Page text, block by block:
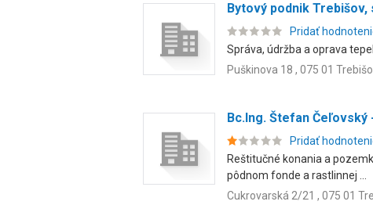
Bytový podnik Trebišov,
Pridať
Správa, údržba a oprava
Puškinova 18 , 075 01
Bc.Ing. Štefan
Pridať
Reštitučné konania a
pôdnom fonde a rastlinnej ...
Cukrovarská 2/21 , 075 01